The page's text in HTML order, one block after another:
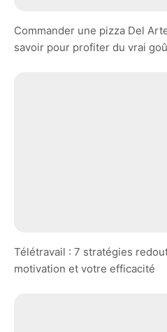
Commander une pizza Del
savoir pour profiter du vrai
Télétravail : 7 stratégies
motivation et votre efficacité